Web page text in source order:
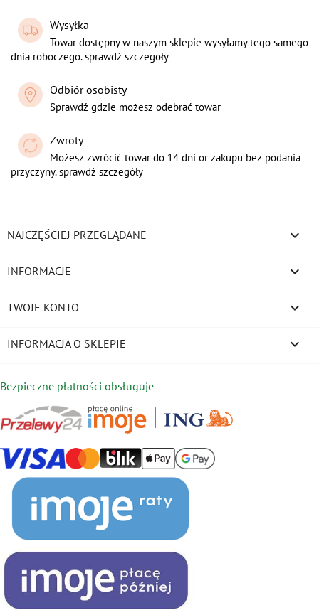
Wysyłka
Towar dostępny w naszym sklepie wysyłamy tego samego
dnia roboczego. sprawdź szczegoły
Odbiór osobisty
Sprawdź gdzie możesz odebrać towar
Zwroty
Możesz zwrócić towar do 14 dni or zakupu bez podania
przyczyny. sprawdź szczegóły
NAJCZĘŚCIEJ PRZEGLĄDANE 
INFORMACJE 
TWOJE KONTO 
INFORMACJA O SKLEPIE keyboard_arrow_down
Bezpieczne płatności obsługuje